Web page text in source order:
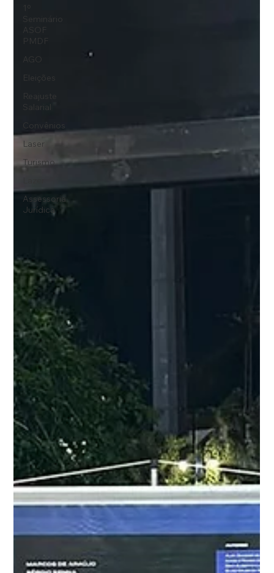
Seminário
ASOF
PMDF
AGO
Eleições
Reajuste
Salarial
Convênios
Laser
Turismo
Assessoria
Jurídica